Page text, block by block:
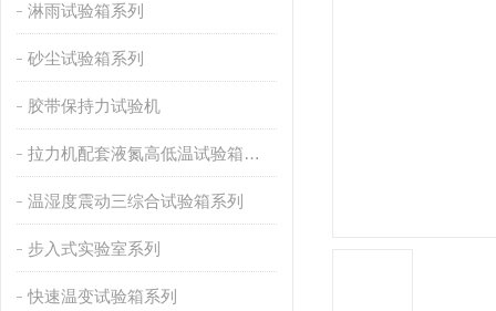
淋雨试验箱系列
砂尘试验箱系列
胶带保持力试验机
拉力机配套液氮高低温试验箱系列
温湿度震动三综合试验箱系列
步入式实验室系列
快速温变试验箱系列